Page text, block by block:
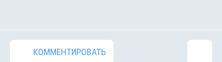
КОММЕНТИРОВАТЬ